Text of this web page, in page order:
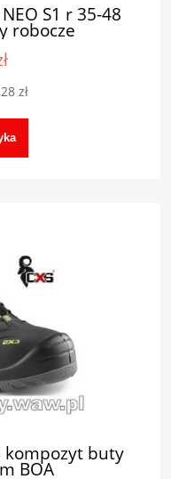
NEO S1 r 35-48
robocze
zł
kompozyt buty
BOA